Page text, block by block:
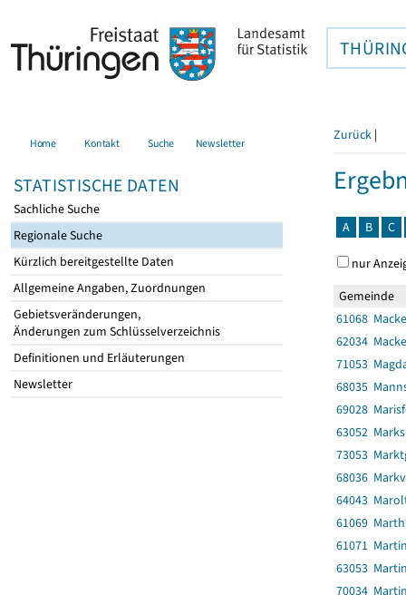
Home Kontakt Suche Newsletter
STATISTISCHE DATEN
Sachliche Suche
Regionale Suche
Kürzlich bereitgestellte Daten
Allgemeine Angaben, Zuordnungen
Gebietsveränderungen,
Änderungen zum Schlüsselverzeichnis
Definitionen und Erläuterungen
Newsletter
Zurück |
A B C
nur
Gemeinde
61068
62034
71053
68035
69028
63052
73053
68036
64043
61069 Marth
61071
63053
70034